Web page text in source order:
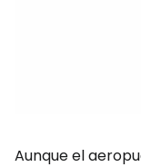
Aunque el